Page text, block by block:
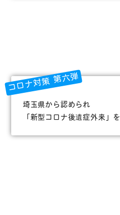
コロナ対策 第六弾
埼玉県から認められ
「新型コロナ後遺症外来」